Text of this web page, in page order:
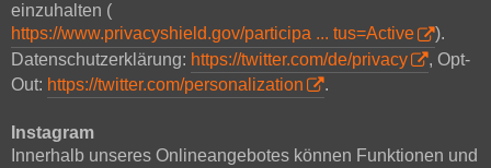
einzuhalten (
https://www.privacyshield.gov/participa ... tus=Active
).
Datenschutzerklärung: https://twitter.com/de/privacy
, Opt-
Out: https://twitter.com/personalization .
Instagram
Innerhalb unseres Onlineangebotes können Funktionen und